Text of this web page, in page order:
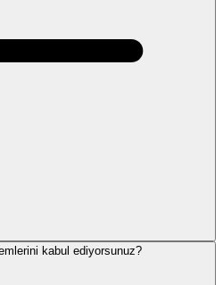
kabul ediyorsunuz?